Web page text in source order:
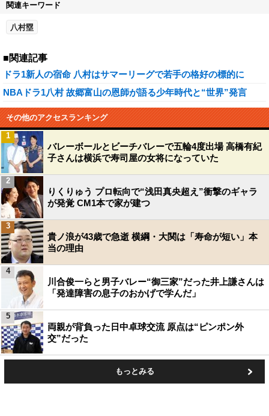
関連キーワード
八村塁
■関連記事
ドラ1新人の宿命 八村はサマーリーグで若手の格好の標的に
NBAドラ1八村 故郷富山の恩師が語る少年時代と“世界”発言
その他のアクセスランキング
バレーボールとビーチバレーで五輪4度出場 高橋有紀
子さんは横浜で寿司屋の女将になっていた
1
りくりゅう プロ転向で“浅田真央超え”衝撃のギャラ
が発覚 CM1本で家が建つ
2
貴ノ浪が43歳で急逝 横綱・大関は「寿命が短い」本
当の理由
3
川合俊一らと男子バレー“御三家”だった井上謙さんは
「発達障害の息子のおかげで学んだ」
4
両親が背負った日中卓球交流 原点は“ピンポン外
交”だった
5
もっとみる